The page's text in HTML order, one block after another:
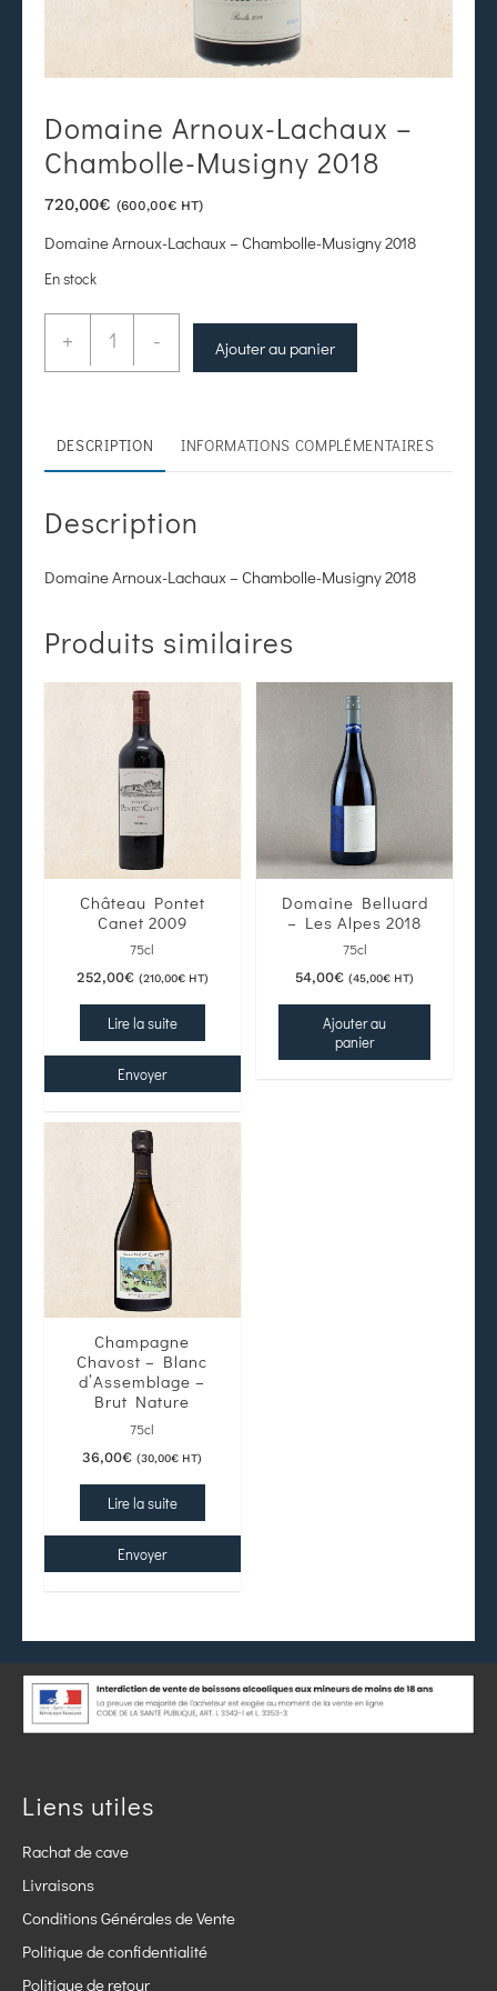
Domaine Arnoux-Lachaux –
Chambolle-Musigny 2018
720,00€ (600,00€ HT)
Domaine Arnoux-Lachaux – Chambolle-Musigny 2018
En stock
+ - Ajouter au panier
DESCRIPTION INFORMATIONS COMPLÉMENTAIRES
Description
Domaine Arnoux-Lachaux – Chambolle-Musigny 2018
Produits similaires
Château Pontet
Canet 2009
75cl
252,00€ (210,00€HT)
Lire la suite
Envoyer
Domaine Belluard
– Les Alpes 2018
75cl
54,00€ (45,00€ HT)
Ajouter au
panier
Champagne
Chavost – Blanc
d’Assemblage –
Brut Nature
75cl
36,00€ (30,00€ HT)
Lire la suite
Envoyer
Liens utiles
Rachat de cave
Livraisons
Conditions Générales de Vente
Politique de confidentialité
Politique de retour